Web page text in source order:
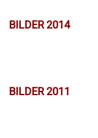
BILDER 2014
BILDER 2011